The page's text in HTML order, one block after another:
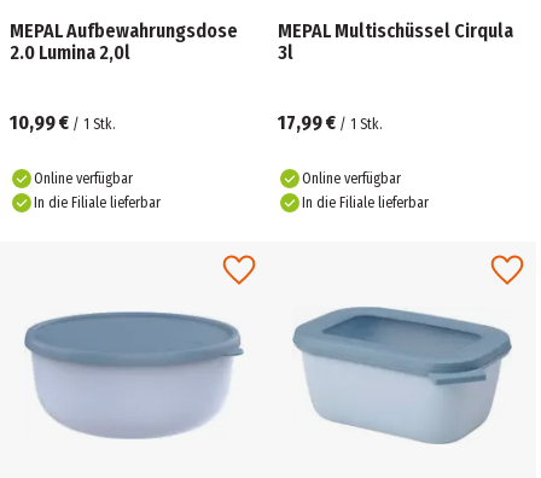
MEPAL Aufbewahrungsdose
2.0 Lumina 2,0l
10,99 € / 1 Stk.
Online verfügbar
In die Filiale lieferbar
MEPAL Multischüssel Cirqula
3l
17,99 € / 1 Stk.
Online verfügbar
In die Filiale lieferbar